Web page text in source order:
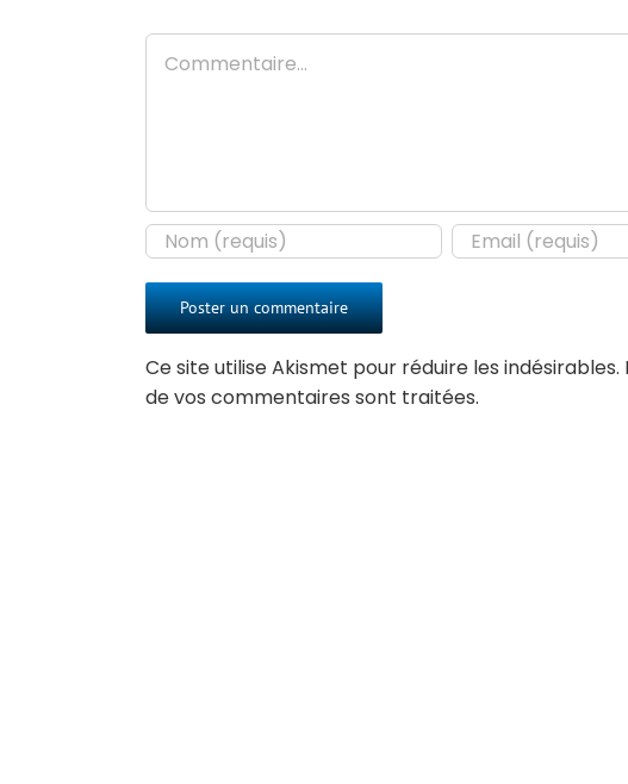
Commentaire
Ce site utilise Akismet pour réduire les indésirables.
de vos commentaires sont traitées.